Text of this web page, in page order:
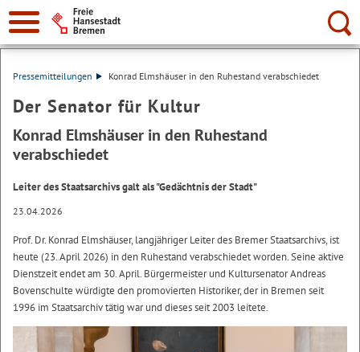
Suche:
Pressemitteilungen Konrad Elmshäuser in den Ruhestand verabschiedet
Der Senator für Kultur
Konrad Elmshäuser in den Ruhestand
verabschiedet
Leiter des Staatsarchivs galt als "Gedächtnis der Stadt"
23.04.2026
Prof. Dr. Konrad Elmshäuser, langjähriger Leiter des Bremer Staatsarchivs, ist
heute (23. April 2026) in den Ruhestand verabschiedet worden. Seine aktive
Dienstzeit endet am 30. April. Bürgermeister und Kultursenator Andreas
Bovenschulte würdigte den promovierten Historiker, der in Bremen seit
1996 im Staatsarchiv tätig war und dieses seit 2003 leitete.